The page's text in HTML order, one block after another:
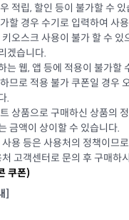
적립, 할인 등이 불가할 수 있
할 경우 수기로 입력하여 사
오스크 사용이 불가 할 수 있
겠습니다.
는 웹, 앱 등에 적용이 불가할
므로 적용 불가 쿠폰일 경우
.
상품으로 구매하신 상품의
금액이 상이할 수 있습니다.
용 등은 사용처의 정책이므
고객센터로 문의 후 구매하
쿠폰)
]